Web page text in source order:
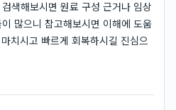
색해보시면 원료 구성 근거나 임상
많으니 참고해보시면 이해에 도움
치시고 빠르게 회복하시길 진심으